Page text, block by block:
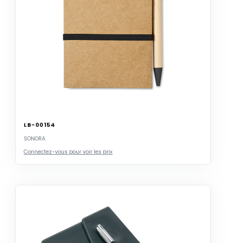
LB-00154
SONORA
Connectez-vous pour voir les prix